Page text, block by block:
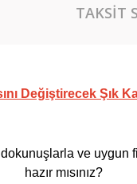
TAKSIT
Değiştirecek Şık
dokunuşlarla ve
hazır mısınız?